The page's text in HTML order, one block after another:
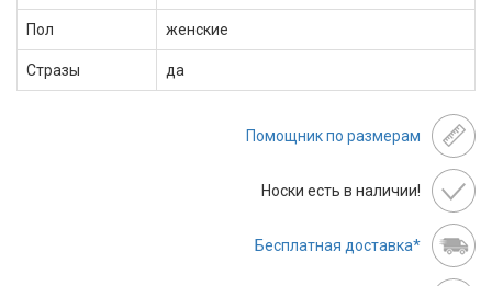
Пол женские
Стразы да
Помощник по размерам
Носки есть в наличии!
Бесплатная доставка*